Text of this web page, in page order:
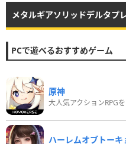
メタルギアソリッドデルタプ
PCで遊べるおすすめゲーム
原神
大人気アクションRPG
ハーレムオブトーキ